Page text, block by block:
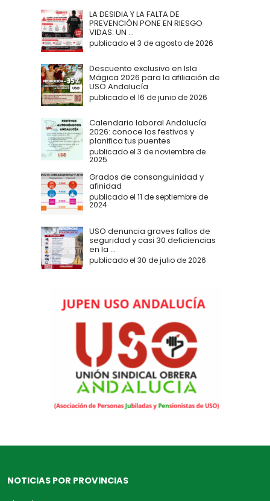
LA DESIDIA Y LA FALTA DE
PREVENCIÓN PONE EN RIESGO
VIDAS: UN ...
publicado el 3 de agosto de 2026
Descuento exclusivo en Isla
Mágica 2026 para la afiliación de
USO Andalucía
publicado el 16 de junio de 2026
Calendario laboral Andalucía
2026: conoce los festivos y
planifica tus puentes
publicado el 3 de noviembre de
2025
Grados de consanguinidad y
afinidad
publicado el 11 de septiembre de
2024
USO denuncia graves fallos de
seguridad y casi 30 deficiencias
en la ...
publicado el 30 de julio de 2026
NOTICIAS POR PROVINCIAS